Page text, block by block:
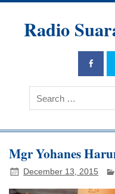
Radio
Mgr Yohanes
December 13, 2015